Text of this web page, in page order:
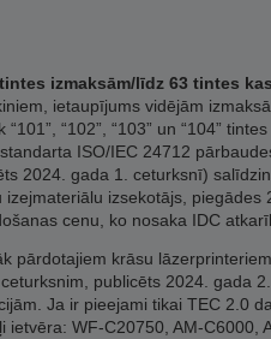
izmaksām/līdz 63 tintes
ietaupījums vidējām
“102”, “103” un “104”
ISO/IEC 24712
2024. gada 1. ceturksnī)
izsekotājs,
cenu, ko nosaka IDC
pārdotajiem krāsu
publicēts 2024. gada
Ja ir pieejami tikai TEC 2.0
ietvēra: WF-C20750, AM-C6000,